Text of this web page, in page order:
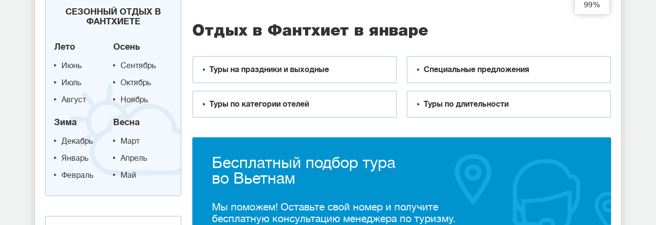
СЕЗОННЫЙ ОТДЫХ В
ФАНТХИЕТЕ
Лето
Июнь
Июль
Август
Осень
Сентябрь
Октябрь
Ноябрь
Зима
Декабрь
Январь
Февраль
Весна
Март
Апрель
Май
99%
Отдых в Фантхиет в январе
Туры на праздники и выходные Специальные предложения
Туры по категории отелей Туры по длительности
Бесплатный подбор тура
во Вьетнам
Мы поможем! Оставьте свой номер и получите
бесплатную консультацию менеджера по туризму.